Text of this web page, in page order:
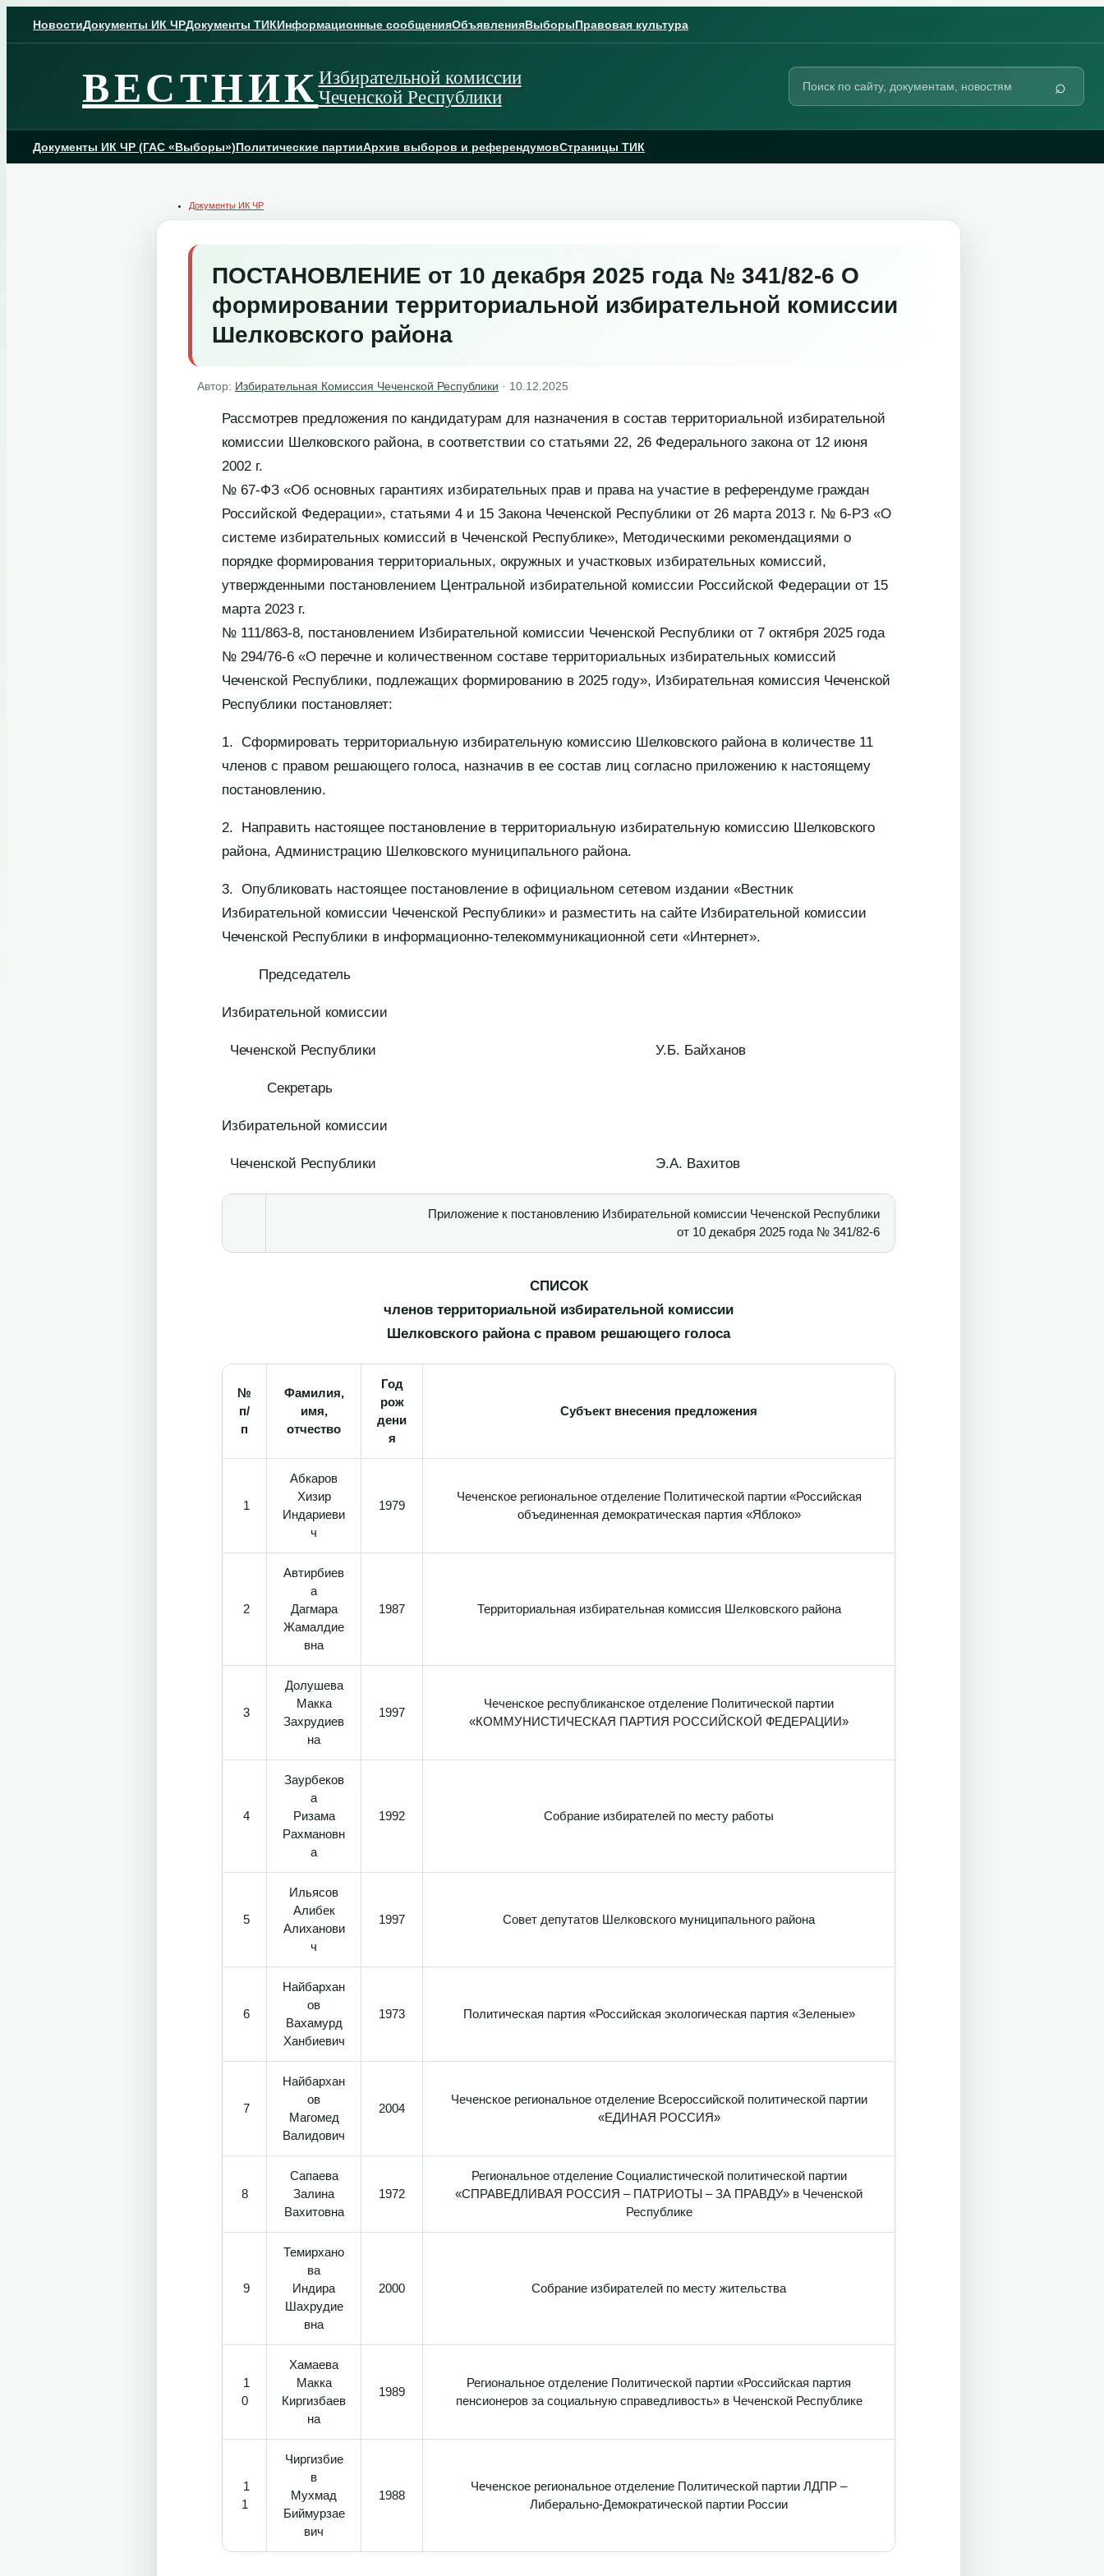
contentНовостиДокументы ИК ЧРДокументы ТИКИнформационные сообщенияОбъявленияВыборыПравовая культура
ВЕСТНИКИзбирательной комиссии
Чеченской Республики
Поиск
сайту
⌕
Документы ИК ЧР (ГАС «Выборы»)Политические партииАрхив выборов и референдумовСтраницы ТИК
Документы ИК ЧР
ПОСТАНОВЛЕНИЕ от 10 декабря 2025 года № 341/82-6 О
формировании территориальной избирательной комиссии
Шелковского района
Автор: Избирательная Комиссия Чеченской Республики · 10.12.2025
Рассмотрев предложения по кандидатурам для назначения в состав территориальной избирательной
комиссии Шелковского района, в соответствии со статьями 22, 26 Федерального закона от 12 июня
2002 г.
№ 67-ФЗ «Об основных гарантиях избирательных прав и права на участие в референдуме граждан
Российской Федерации», статьями 4 и 15 Закона Чеченской Республики от 26 марта 2013 г. № 6-РЗ «О
системе избирательных комиссий в Чеченской Республике», Методическими рекомендациями о
порядке формирования территориальных, окружных и участковых избирательных комиссий,
утвержденными постановлением Центральной избирательной комиссии Российской Федерации от 15
марта 2023 г.
№ 111/863-8, постановлением Избирательной комиссии Чеченской Республики от 7 октября 2025 года
№ 294/76-6 «О перечне и количественном составе территориальных избирательных комиссий
Чеченской Республики, подлежащих формированию в 2025 году», Избирательная комиссия Чеченской
Республики постановляет:
1. Сформировать территориальную избирательную комиссию Шелковского района в количестве 11
членов с правом решающего голоса, назначив в ее состав лиц согласно приложению к настоящему
постановлению.
2. Направить настоящее постановление в территориальную избирательную комиссию Шелковского
района, Администрацию Шелковского муниципального района.
3. Опубликовать настоящее постановление в официальном сетевом издании «Вестник
Избирательной комиссии Чеченской Республики» и разместить на сайте Избирательной комиссии
Чеченской Республики в информационно-телекоммуникационной сети «Интернет».
Председатель
Избирательной комиссии
Чеченской Республики У.Б. Байханов
Секретарь
Избирательной комиссии
Чеченской Республики Э.А. Вахитов
Приложение к постановлению Избирательной комиссии Чеченской Республики
от 10 декабря 2025 года № 341/82-6
СПИСОК
членов территориальной избирательной комиссии
Шелковского района с правом решающего голоса
№
п/
п
Фамилия,
имя,
отчество
Год
рож
дени
я
Субъект внесения предложения
1
Абкаров
Хизир
Индариеви
ч
1979
Чеченское региональное отделение Политической партии «Российская
объединенная демократическая партия «Яблоко»
2
Автирбиев
а
Дагмара
Жамалдие
вна
1987 Территориальная избирательная комиссия Шелковского района
3
Долушева
Макка
Захрудиев
на
1997
Чеченское республиканское отделение Политической партии
«КОММУНИСТИЧЕСКАЯ ПАРТИЯ РОССИЙСКОЙ ФЕДЕРАЦИИ»
4
Заурбеков
а
Ризама
Рахмановн
а
1992 Собрание избирателей по месту работы
5
Ильясов
Алибек
Алиханови
ч
1997 Совет депутатов Шелковского муниципального района
6
Найбархан
ов
Вахамурд
Ханбиевич
1973 Политическая партия «Российская экологическая партия «Зеленые»
7
Найбархан
ов
Магомед
Валидович
2004
Чеченское региональное отделение Всероссийской политической партии
«ЕДИНАЯ РОССИЯ»
8
Сапаева
Залина
Вахитовна
1972
Региональное отделение Социалистической политической партии
«СПРАВЕДЛИВАЯ РОССИЯ – ПАТРИОТЫ – ЗА ПРАВДУ» в Чеченской
Республике
9
Темирхано
ва
Индира
Шахрудие
вна
2000 Собрание избирателей по месту жительства
1
0
Хамаева
Макка
Киргизбаев
на
1989
Региональное отделение Политической партии «Российская партия
пенсионеров за социальную справедливость» в Чеченской Республике
1
1
Чиргизбие
в
Мухмад
Биймурзае
вич
1988
Чеченское региональное отделение Политической партии ЛДПР –
Либерально-Демократической партии России